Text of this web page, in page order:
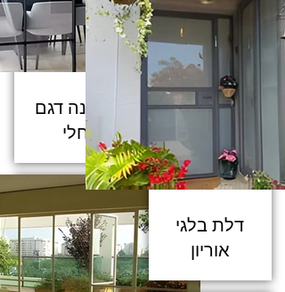
וטרינה דגם
חלי
דלת בלגי
אוריון